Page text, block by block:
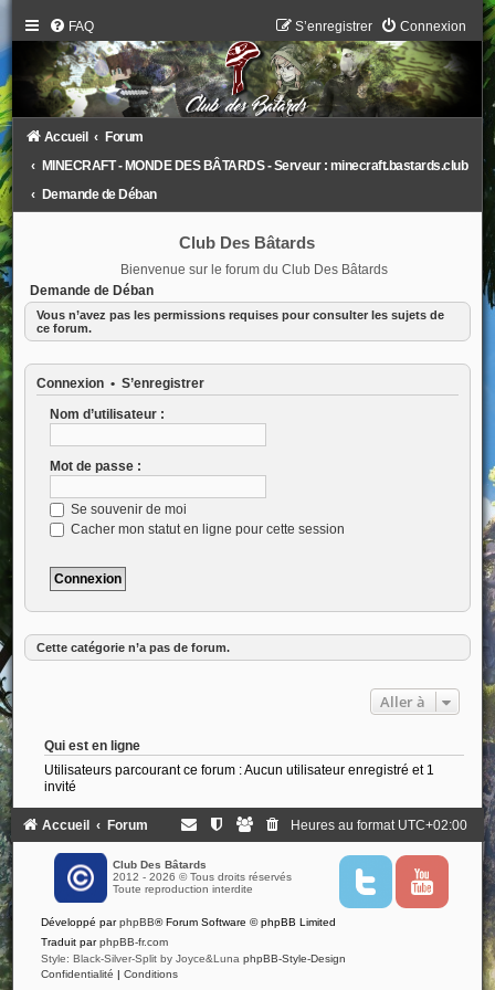
FAQ Connexion
S’enregistrer
Accueil
Forum
MINECRAFT - MONDE DES BÂTARDS - Serveur : minecraft.bastards.club
Demande de Déban
Club Des Bâtards
Bienvenue sur le forum du Club Des Bâtards
Demande de Déban
Vous n’avez pas les permissions requises pour consulter les sujets de
ce forum.
Connexion• S’enregistrer
Nom d’utilisateur :
Mot de passe :
Se souvenir de moi
Cacher mon statut en ligne pour cette session
Cette catégorie n’a pas de forum.
Aller à
Qui est en ligne
Utilisateurs parcourant ce forum : Aucun utilisateur enregistré et 1
invité
Accueil Forum Heures au format UTC+02:00
Club Des Bâtards
2012 - 2026 © Tous droits réservés
Toute reproduction interdite
T
i
Y
u
Développé parphpBB® Forum Software © phpBB Limited
Traduit parphpBB-fr.com
Style: Black-Silver-Split by Joyce&Luna phpBB-Style-Design
Confidentialité | Conditions